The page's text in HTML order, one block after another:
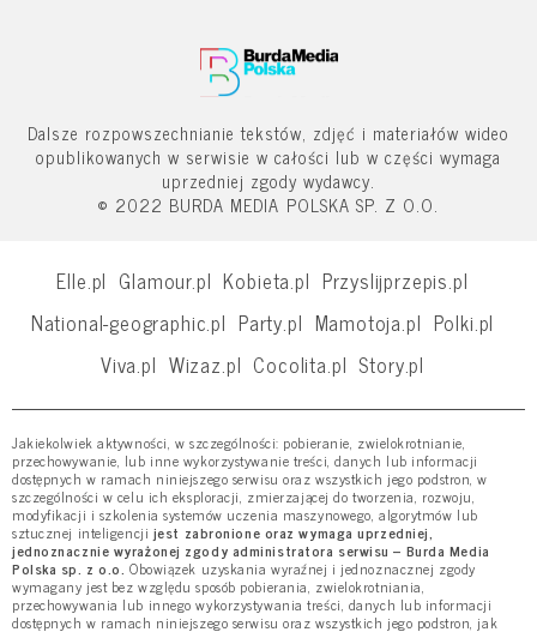
Dalsze rozpowszechnianie tekstów, zdjęć i materiałów wideo
opublikowanych w serwisie w całości lub w części wymaga
uprzedniej zgody wydawcy.
© 2022 BURDA MEDIA POLSKA SP. Z O.O.
Elle.pl Glamour.pl Kobieta.pl Przyslijprzepis.pl
National-geographic.pl Party.pl Mamotoja.pl Polki.pl
Viva.pl Wizaz.pl Cocolita.pl Story.pl
Jakiekolwiek aktywności, w szczególności: pobieranie, zwielokrotnianie,
przechowywanie, lub inne wykorzystywanie treści, danych lub informacji
dostępnych w ramach niniejszego serwisu oraz wszystkich jego podstron, w
szczególności w celu ich eksploracji, zmierzającej do tworzenia, rozwoju,
modyfikacji i szkolenia systemów uczenia maszynowego, algorytmów lub
sztucznej inteligencji jest zabronione oraz wymaga uprzedniej,
jednoznacznie wyrażonej zgody administratora serwisu – Burda Media
Polska sp. z o.o. Obowiązek uzyskania wyraźnej i jednoznacznej zgody
wymagany jest bez względu sposób pobierania, zwielokrotniania,
przechowywania lub innego wykorzystywania treści, danych lub informacji
dostępnych w ramach niniejszego serwisu oraz wszystkich jego podstron, jak